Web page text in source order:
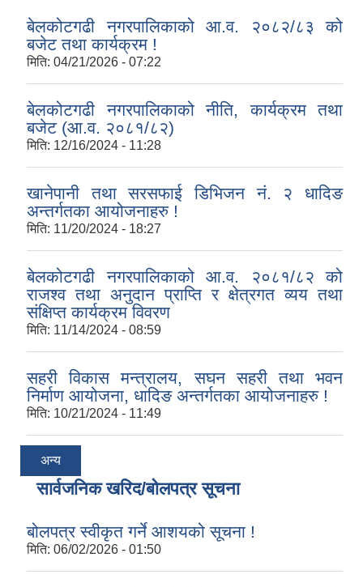
बेलकोटगढी नगरपालिकाको आ.व. २०८२/८३ को
बजेट तथा कार्यक्रम !
मिति: 04/21/2026 - 07:22
बेलकोटगढी नगरपालिकाको नीति, कार्यक्रम तथा
बजेट (आ.व. २०८१/८२)
मिति: 12/16/2024 - 11:28
खानेपानी तथा सरसफाई डिभिजन नं. २ धादिङ
अन्तर्गतका आयोजनाहरु !
मिति: 11/20/2024 - 18:27
बेलकोटगढी नगरपालिकाको आ.व. २०८१/८२ को
राजश्व तथा अनुदान प्राप्ति र क्षेत्रगत व्यय तथा
संक्षिप्त कार्यक्रम विवरण
मिति: 11/14/2024 - 08:59
सहरी विकास मन्त्रालय, सघन सहरी तथा भवन
निर्माण आयोजना, धादिङ अन्तर्गतका आयोजनाहरु !
मिति: 10/21/2024 - 11:49
अन्य
सार्वजनिक खरिद/बोलपत्र सूचना
बोलपत्र स्वीकृत गर्ने आशयको सूचना !
मिति: 06/02/2026 - 01:50